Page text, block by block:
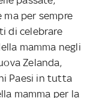
per sempre
di celebrare
mamma negli
Zelanda,
Paesi in tutta
mamma per la